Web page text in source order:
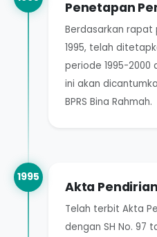
Penetapan
Berdasarkan rapat
1995, telah
periode 1995-2000
ini akan
BPRS Bina Rahmah.
1995
Akta Pendirian
Telah terbit Akta
dengan SH No. 97